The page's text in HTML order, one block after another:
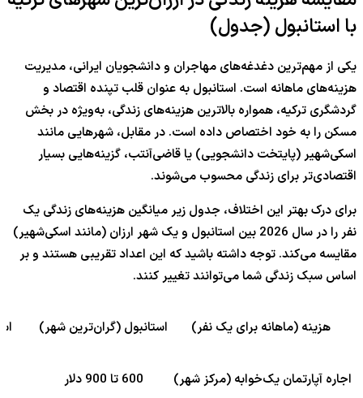
با استانبول (جدول)
یکی از مهم‌ترین دغدغه‌های مهاجران و دانشجویان ایرانی، مدیریت
هزینه‌های ماهانه است. استانبول به عنوان قلب تپنده اقتصاد و
گردشگری ترکیه، همواره بالاترین هزینه‌های زندگی، به‌ویژه در بخش
مسکن را به خود اختصاص داده است. در مقابل، شهرهایی مانند
اسکی‌شهیر (پایتخت دانشجویی) یا قاضی‌آنتب، گزینه‌هایی بسیار
اقتصادی‌تر برای زندگی محسوب می‌شوند.
برای درک بهتر این اختلاف، جدول زیر میانگین هزینه‌های زندگی یک
نفر را در سال 2026 بین استانبول و یک شهر ارزان (مانند اسکی‌شهیر)
مقایسه می‌کند. توجه داشته باشید که این اعداد تقریبی هستند و بر
اساس سبک زندگی شما می‌توانند تغییر کنند.
هزینه (ماهانه برای یک نفر) استانبول (گران‌ترین شهر)
اجاره آپارتمان یک‌خوابه (مرکز شهر) 600 تا 900 دلار